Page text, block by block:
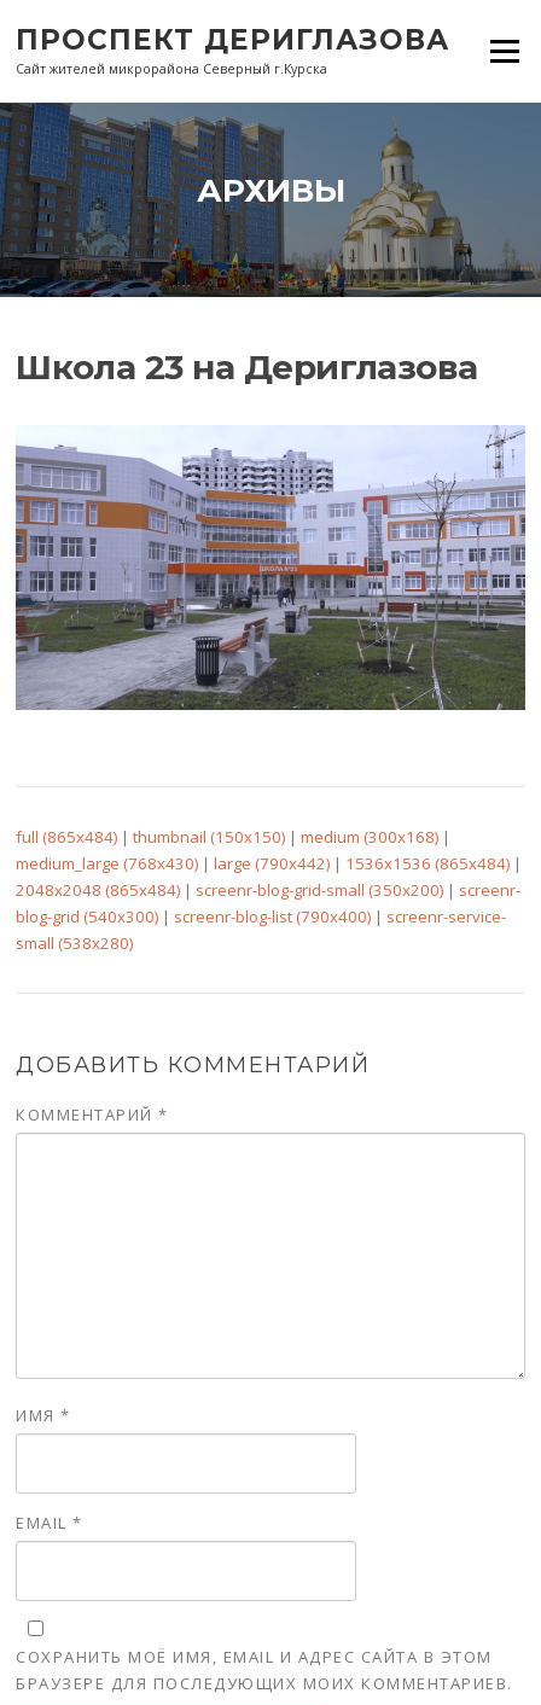
содержанию
ПРОСПЕКТ ДЕРИГЛАЗОВА
Сайт жителей микрорайона Северный г.Курска
Меню
АРХИВЫ
Школа 23 на Дериглазова
full (865x484) |thumbnail (150x150) |medium (300x168) |
medium_large (768x430) |large (790x442) | 1536x1536 (865x484) |
2048x2048 (865x484) | screenr-blog-grid-small (350x200) | screenr-
blog-grid (540x300) | screenr-blog-list (790x400) | screenr-service-
small (538x280)
ДОБАВИТЬ КОММЕНТАРИЙ
КОММЕНТАРИЙ*
ИМЯ*
EMAIL*
СОХРАНИТЬ МОЁ ИМЯ, EMAIL И АДРЕС САЙТА В ЭТОМ
БРАУЗЕРЕ ДЛЯ ПОСЛЕДУЮЩИХ МОИХ КОММЕНТАРИЕВ.